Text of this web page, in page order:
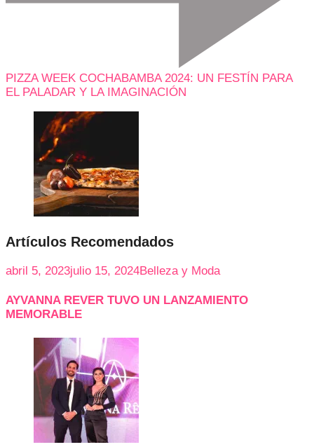
PIZZA WEEK COCHABAMBA 2024: UN FESTÍN PARA
EL PALADAR Y LA IMAGINACIÓN
Artículos Recomendados
abril 5, 2023julio 15, 2024Belleza y Moda
AYVANNA REVER TUVO UN LANZAMIENTO
MEMORABLE